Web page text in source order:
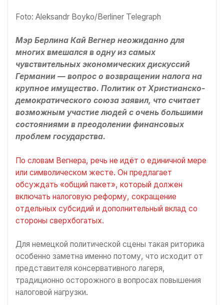
Foto: Aleksandr Boyko/Berliner Telegraph
Мэр Берлина Кай Вегнер неожиданно для
многих вмешался в одну из самых
чувствительных экономических дискуссий
Германии — вопрос о возвращении налога на
крупное имущество. Политик от Христианско-
демократического союза заявил, что считает
возможным участие людей с очень большими
состояниями в преодолении финансовых
проблем государства.
По словам Вегнера, речь не идёт о единичной мере
или символическом жесте. Он предлагает
обсуждать «общий пакет», который должен
включать налоговую реформу, сокращение
отдельных субсидий и дополнительный вклад со
стороны сверхбогатых.
Для немецкой политической сцены такая риторика
особенно заметна именно потому, что исходит от
представителя консервативного лагеря,
традиционно осторожного в вопросах повышения
налоговой нагрузки.